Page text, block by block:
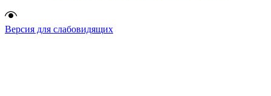
Версия для слабовидящих